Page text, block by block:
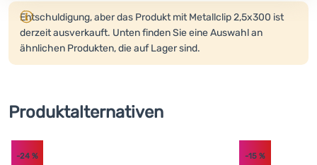
Ultraleichte
Ausrüstung
Sport
Club
Produkt wird nicht mehr verkauft.
Entschuldigung, aber das Produkt mit Metallclip 2,5x300 ist
derzeit ausverkauft. Unten finden Sie eine Auswahl an
ähnlichen Produkten, die auf Lager sind.
Produktalternativen
-24 % -15 %